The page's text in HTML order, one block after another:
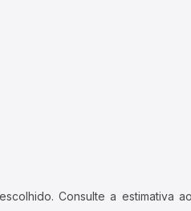
Consulte a estimativa